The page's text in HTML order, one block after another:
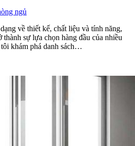
ngủ
về thiết kế, chất liệu và tính năng,
thành sự lựa chọn hàng đầu của nhiều
khám phá danh sách…